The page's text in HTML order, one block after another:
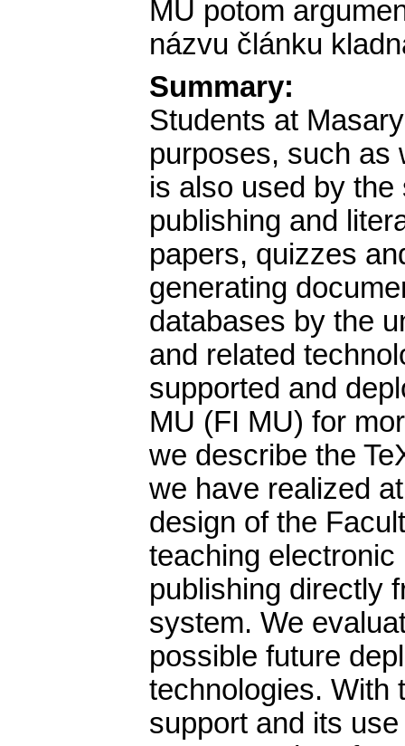
MU potom
názvu článku
Summary:
Students at
purposes, such as
is also used by
publishing and
papers, quizzes
generating
databases by the
and related
supported and
MU (FI MU) for
we describe the
we have realized
design of the
teaching
publishing directly
system. We
possible future
technologies. With
support and its